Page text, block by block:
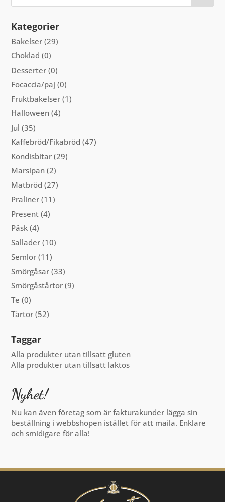
Kategorier
Bakelser (29)
Choklad (0)
Desserter (0)
Focaccia/paj (0)
Fruktbakelser (1)
Halloween (4)
Jul (35)
Kaffebröd/Fikabröd (47)
Kondisbitar (29)
Marsipan (2)
Matbröd (27)
Praliner (11)
Present (4)
Påsk (4)
Sallader (10)
Semlor (11)
Smörgåsar (33)
Smörgåstårtor (9)
Te (0)
Tårtor (52)
Taggar
Alla produkter utan tillsatt gluten
Alla produkter utan tillsatt laktos
Nyhet!
Nu kan även företag som är fakturakunder lägga sin
beställning i webbshopen istället för att maila. Enklare
och smidigare för alla!